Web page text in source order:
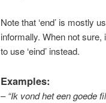
Note that ‘end’ is mostly
informally. When not sure,
to use ‘eind’ instead.
Examples:
–“Ik vond het een goede